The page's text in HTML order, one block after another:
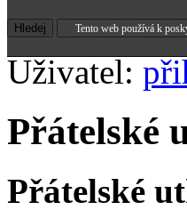
Uživatel:
Přátelské
Přátelské
Tento web používá k